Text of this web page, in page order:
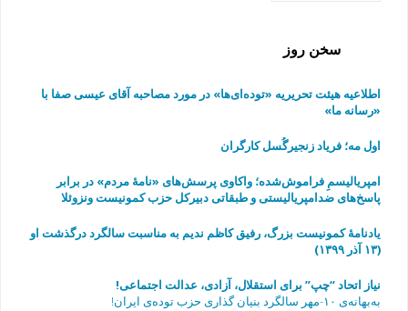
سخن روز
اطلاعیه هیئت تحریریه «توده‌ای‌ها» در مورد مصاحبه آقای عیسی صفا با
«رسانه ما»
اول مه؛ فریاد زنجیرگُسل کارگران
امپریالیسمِ فراموش‌شده؛ واکاوی پرسش‌های «نامهٔ مردم» در برابر
پاسخ‌های ضدامپریالیستی و طبقاتی دبیرکل حزب کمونیست ونزوئلا
یادنامۀ کمونیست بزرگ، رفیق کاظم ندیم به مناسبت سالگرد درگذشت او
(۱۳ آذر ۱۳۹۹)
نیاز اتحاد “چپ” برای استقلال، آزادی، عدالت اجتماعی!
به‌بهانه‌ی ۱۰-مهر سالگرد بنیان گذاری حزب توده‌ی ایران!